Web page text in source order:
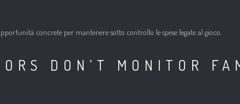
concrete per mantenere sotto controllo le spese legate al gioco.
DON’T MONITOR